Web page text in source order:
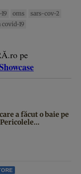
oms
sars-cov-2
19
pe
a făcut o baie pe